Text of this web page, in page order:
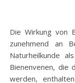
Die Wirkung von Bienenvenen hat in den letzten Jahren
zunehmend an
Naturheilkunde
Bienenvenen, die
werden,